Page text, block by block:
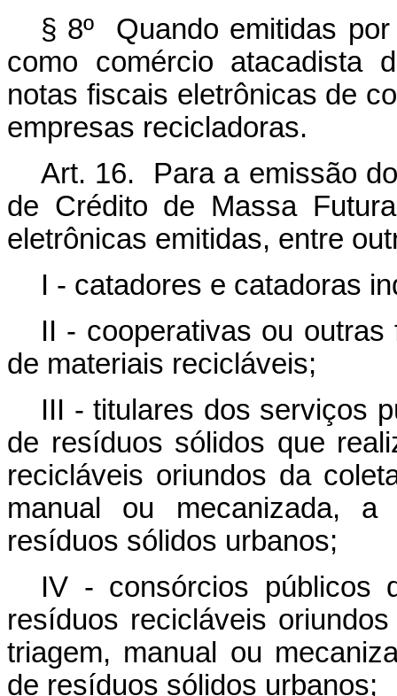
§ 8º Quando emitidas
como comércio atacadista
notas fiscais eletrônicas de
empresas recicladoras.
Art. 16. Para a emissão
de Crédito de Massa
eletrônicas emitidas, entre
I - catadores e catadoras
II - cooperativas ou
de materiais recicláveis;
III - titulares dos serviços
de resíduos sólidos que
recicláveis oriundos da
manual ou mecanizada,
resíduos sólidos urbanos;
IV - consórcios públicos
resíduos recicláveis
triagem, manual ou
de resíduos sólidos urbanos;